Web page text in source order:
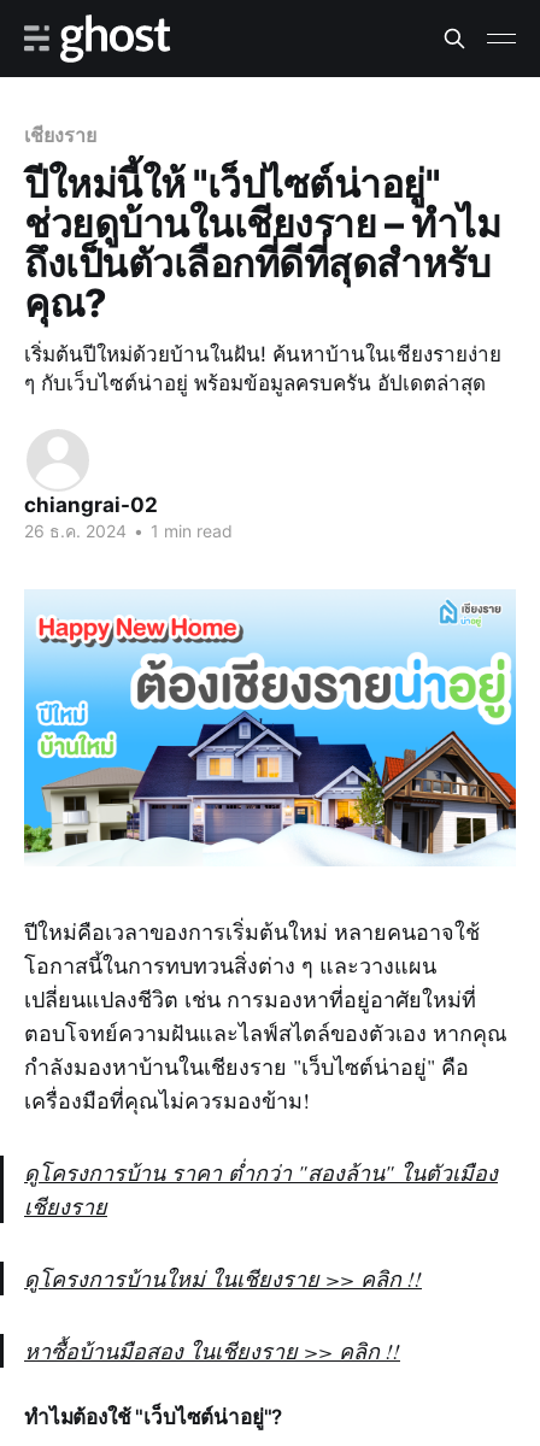
เชียงราย
ปีใหม่นี้ให้ "เว็ปไซต์น่าอยู่"
ช่วยดูบ้านในเชียงราย – ทำไม
ถึงเป็นตัวเลือกที่ดีที่สุดสำหรับ
คุณ?
เริ่มต้นปีใหม่ด้วยบ้านในฝัน! ค้นหาบ้านในเชียงรายง่าย
ๆ กับเว็บไซต์น่าอยู่ พร้อมข้อมูลครบครัน อัปเดตล่าสุด
chiangrai-02
26 ธ.ค. 2024 • 1 min read
ปีใหม่คือเวลาของการเริ่มต้นใหม่ หลายคนอาจใช้
โอกาสนี้ในการทบทวนสิ่งต่าง ๆ และวางแผน
เปลี่ยนแปลงชีวิต เช่น การมองหาที่อยู่อาศัยใหม่ที่
ตอบโจทย์ความฝันและไลฟ์สไตล์ของตัวเอง หากคุณ
กำลังมองหาบ้านในเชียงราย "เว็บไซต์น่าอยู่" คือ
เครื่องมือที่คุณไม่ควรมองข้าม!
ดูโครงการบ้าน ราคา ต่ำกว่า "สองล้าน" ในตัวเมือง
เชียงราย
ดูโครงการบ้านใหม่ ในเชียงราย >> คลิก !!
หาซื้อบ้านมือสอง ในเชียงราย >> คลิก !!
ทำไมต้องใช้ "เว็บไซต์น่าอยู่"?